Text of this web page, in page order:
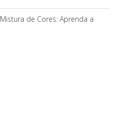
Mistura de Cores: Aprenda a